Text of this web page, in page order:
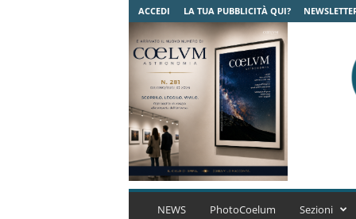
ACCEDI LA TUA PUBBLICITÀ QUI?
C
NEWS PhotoCoelum Sezioni